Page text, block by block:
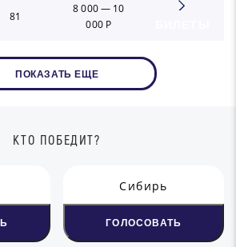
81
8 000 — 10
000 Р
ПОКАЗАТЬ ЕЩЕ
КТО ПОБЕДИТ?
Сибирь
ГОЛОСОВАТЬ